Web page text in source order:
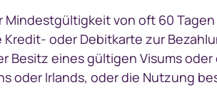
Mindestgültigkeit von oft 60
oder Debitkarte zur
Besitz eines gültigen Visums
oder Irlands, oder die Nutzung